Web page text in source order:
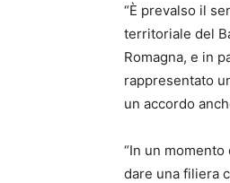
“È prevalso il
territoriale del
Romagna, e in
rappresentato
un accordo
“In un
dare una filiera